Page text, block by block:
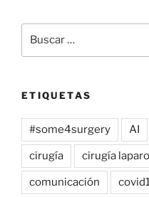
por:
ETIQUETAS
#some4surgery AI
cirugía cirugía
comunicación